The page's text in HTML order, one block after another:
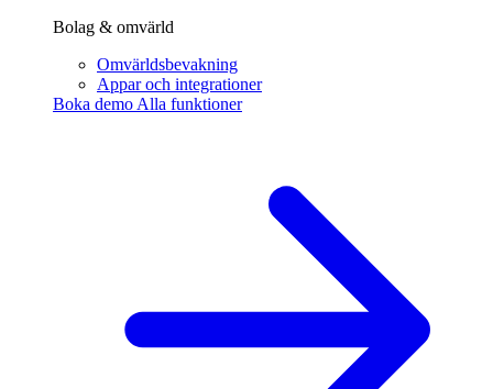
Bolag & omvärld
Omvärldsbevakning
Appar och integrationer
Boka demo Alla funktioner